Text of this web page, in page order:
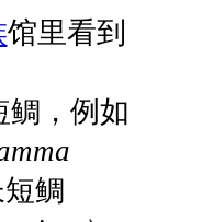
馆里看到
鲷，例如
鲷